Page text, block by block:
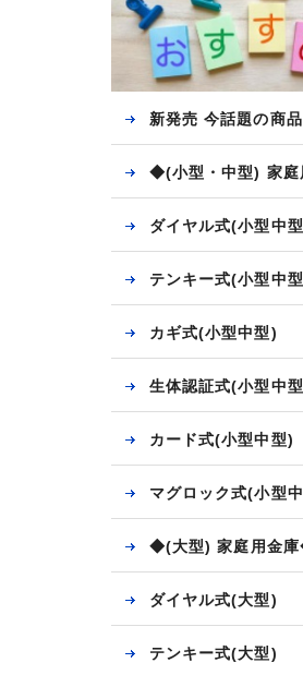
新発売 今話題の商品
◆(小型・中型) 家
ダイヤル式(小型中
テンキー式(小型中
カギ式(小型中型)
生体認証式(小型中
カード式(小型中型)
マグロック式(小型
◆(大型) 家庭用金
ダイヤル式(大型)
テンキー式(大型)